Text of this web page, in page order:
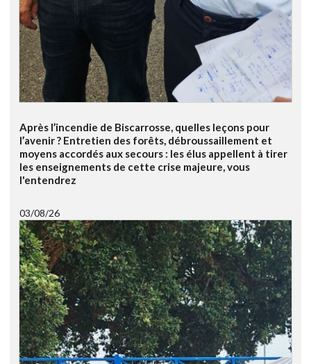
Après l’incendie de Biscarrosse, quelles leçons pour
l’avenir ? Entretien des forêts, débroussaillement et
moyens accordés aux secours : les élus appellent à tirer
les enseignements de cette crise majeure, vous
l'entendrez
03/08/26